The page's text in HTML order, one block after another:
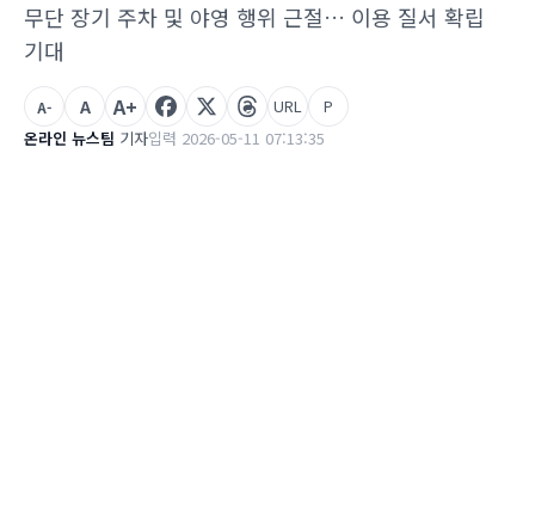
무단 장기 주차 및 야영 행위 근절… 이용 질서 확립
기대
온라인 뉴스팀 기자입력 2026-05-11 07:13:35
A- A A+ URL P